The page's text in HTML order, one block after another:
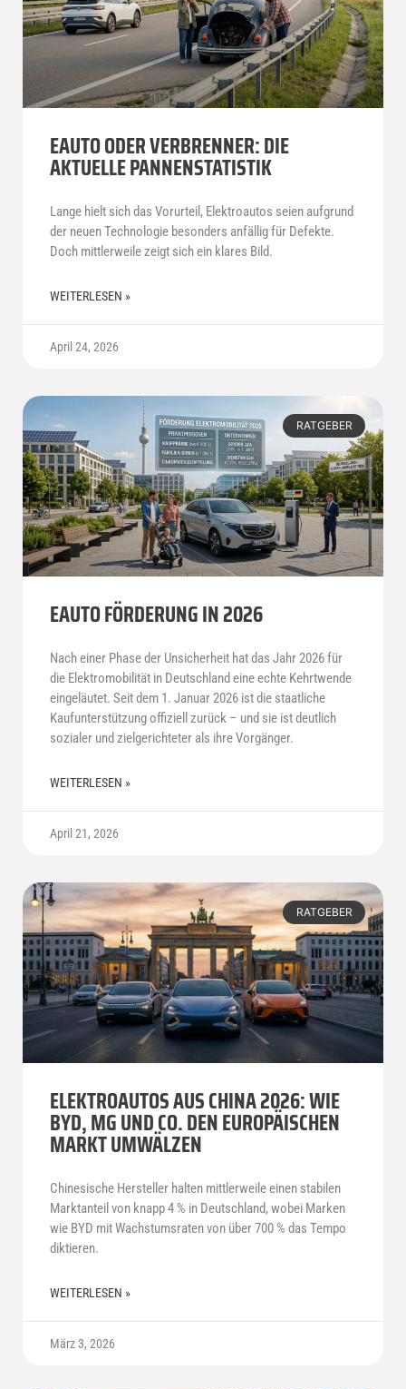
EAUTO ODER VERBRENNER: DIE
AKTUELLE PANNENSTATISTIK
Lange hielt sich das Vorurteil, Elektroautos seien aufgrund
der neuen Technologie besonders anfällig für Defekte.
Doch mittlerweile zeigt sich ein klares Bild.
WEITERLESEN »
April 24, 2026
RATGEBER
EAUTO FÖRDERUNG IN 2026
Nach einer Phase der Unsicherheit hat das Jahr 2026 für
die Elektromobilität in Deutschland eine echte Kehrtwende
eingeläutet. Seit dem 1. Januar 2026 ist die staatliche
Kaufunterstützung offiziell zurück – und sie ist deutlich
sozialer und zielgerichteter als ihre Vorgänger.
WEITERLESEN »
April 21, 2026
RATGEBER
ELEKTROAUTOS AUS CHINA 2026: WIE
BYD, MG UND CO. DEN EUROPÄISCHEN
MARKT UMWÄLZEN
Chinesische Hersteller halten mittlerweile einen stabilen
Marktanteil von knapp 4 % in Deutschland, wobei Marken
wie BYD mit Wachstumsraten von über 700 % das Tempo
diktieren.
WEITERLESEN »
März 3, 2026